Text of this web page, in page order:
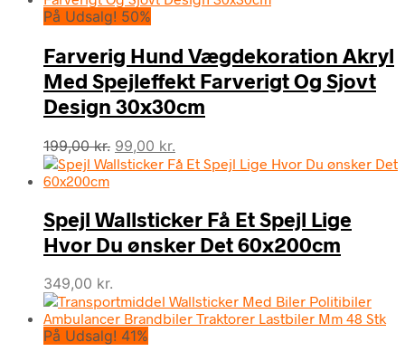
På Udsalg! 50%
Farverig Hund Vægdekoration Akryl
Med Spejleffekt Farverigt Og Sjovt
Design 30x30cm
199,00kr. Den
oprindelige
199,00 kr..
99,00 kr.
aktuelle
99,00 kr..
Spejl Wallsticker Få Et Spejl Lige
Hvor Du ønsker Det 60x200cm
349,00 kr.
På Udsalg! 41%